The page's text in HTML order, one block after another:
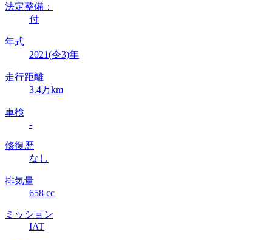
法定整備：
付
年式
2021(令3)年
走行距離
3.4万km
車検
-
修復歴
なし
排気量
658 cc
ミッション
IAT